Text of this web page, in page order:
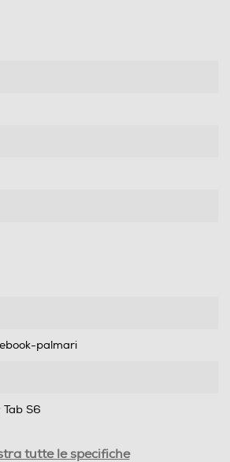
palmari
S6
tutte le specifiche